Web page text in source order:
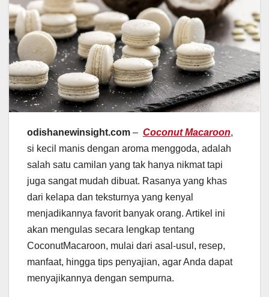
odishanewinsight.com – Coconut Macaroon,
si kecil manis dengan aroma menggoda, adalah
salah satu camilan yang tak hanya nikmat tapi
juga sangat mudah dibuat. Rasanya yang khas
dari kelapa dan teksturnya yang kenyal
menjadikannya favorit banyak orang. Artikel ini
akan mengulas secara lengkap tentang
CoconutMacaroon, mulai dari asal-usul, resep,
manfaat, hingga tips penyajian, agar Anda dapat
menyajikannya dengan sempurna.